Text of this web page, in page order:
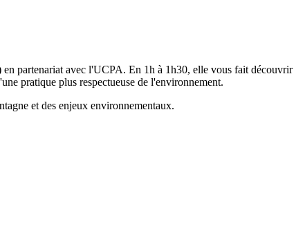
partenariat avec l'UCPA. En 1h à 1h30, elle vous fait découvrir
pratique plus respectueuse de l'environnement.
et des enjeux environnementaux.